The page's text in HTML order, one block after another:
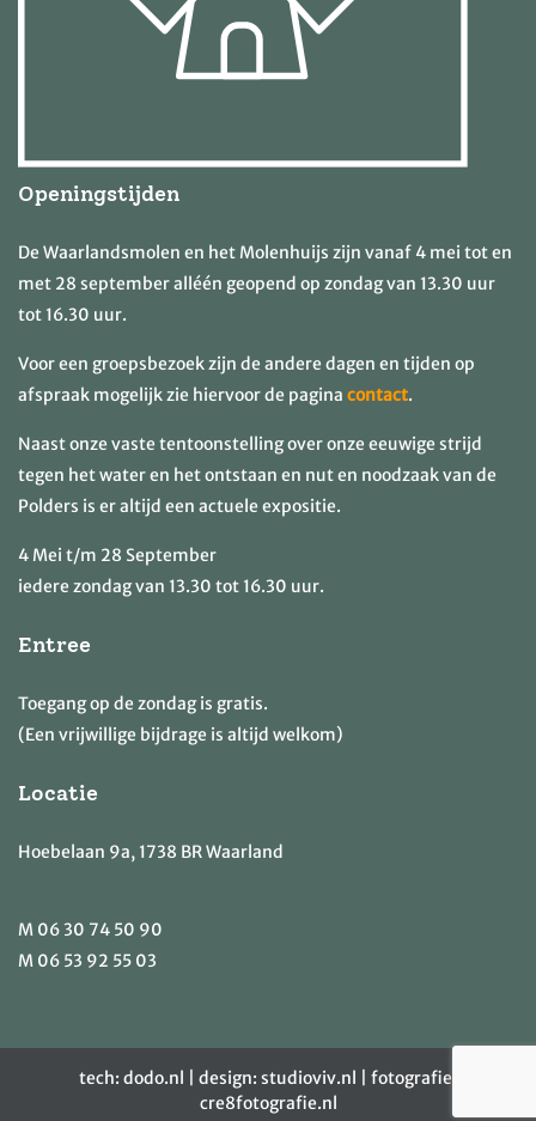
Openingstijden
De Waarlandsmolen en het Molenhuijs zijn vanaf 4 mei tot en
met 28 september alléén geopend op zondag van 13.30 uur
tot 16.30 uur.
Voor een groepsbezoek zijn de andere dagen en tijden op
afspraak mogelijk zie hiervoor de pagina contact.
Naast onze vaste tentoonstelling over onze eeuwige strijd
tegen het water en het ontstaan en nut en noodzaak van de
Polders is er altijd een actuele expositie.
4 Mei t/m 28 September
iedere zondag van 13.30 tot 16.30 uur.
Entree
Toegang op de zondag is gratis.
(Een vrijwillige bijdrage is altijd welkom)
Locatie
Hoebelaan 9a, 1738 BR Waarland
M 06 30 74 50 90
M 06 53 92 55 03
tech: dodo.nl design: studioviv.nl
fotografie:
cre8fotografie.nl